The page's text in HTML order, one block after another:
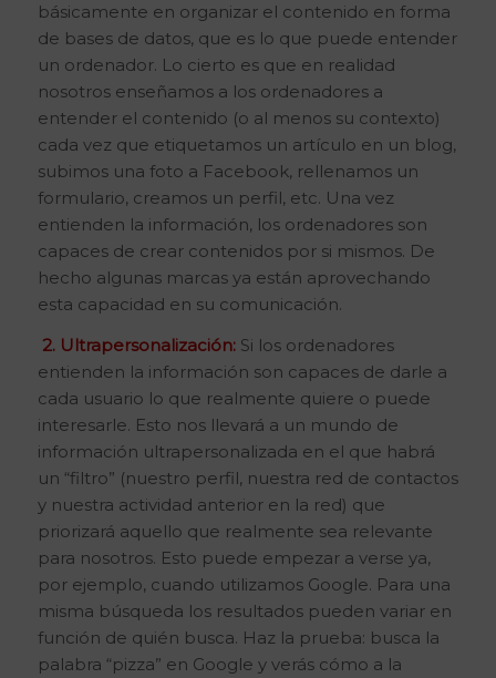
básicamente en organizar el contenido en forma
de bases de datos, que es lo que puede entender
un ordenador. Lo cierto es que en realidad
nosotros enseñamos a los ordenadores a
entender el contenido (o al menos su contexto)
cada vez que etiquetamos un artículo en un blog,
subimos una foto a Facebook, rellenamos un
formulario, creamos un perfil, etc. Una vez
entienden la información, los ordenadores son
capaces de crear contenidos por si mismos. De
hecho algunas marcas ya están aprovechando
esta capacidad en su comunicación.
2. Ultrapersonalización: Si los ordenadores
entienden la información son capaces de darle a
cada usuario lo que realmente quiere o puede
interesarle. Esto nos llevará a un mundo de
información ultrapersonalizada en el que habrá
un “filtro” (nuestro perfil, nuestra red de contactos
y nuestra actividad anterior en la red) que
priorizará aquello que realmente sea relevante
para nosotros. Esto puede empezar a verse ya,
por ejemplo, cuando utilizamos Google. Para una
misma búsqueda los resultados pueden variar en
función de quién busca. Haz la prueba: busca la
palabra “pizza” en Google y verás cómo a la